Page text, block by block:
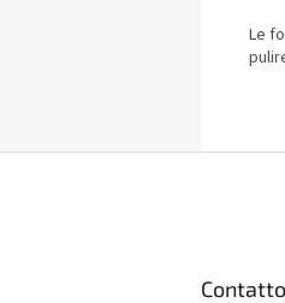
Le
Contatto